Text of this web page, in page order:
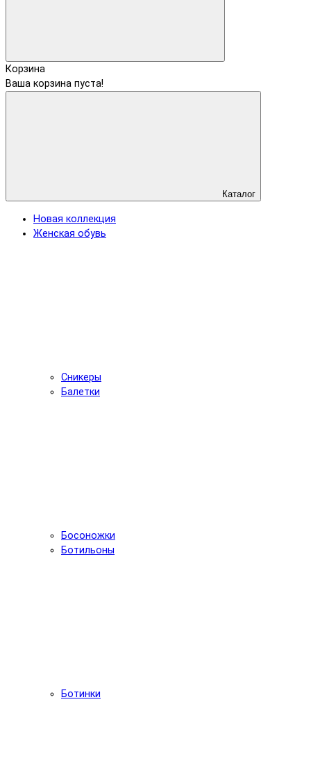
Корзина
Ваша корзина пуста!
Каталог
Новая коллекция
Женская обувь
Сникеры
Балетки
Босоножки
Ботильоны
Ботинки